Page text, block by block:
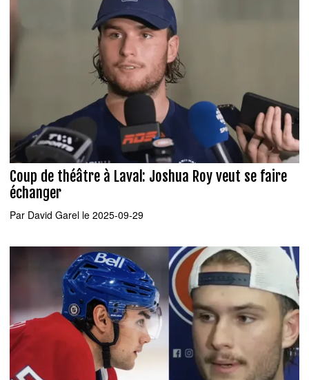
Coup de théâtre à Laval: Joshua Roy veut se faire
échanger
Par David Garel le 2025-09-29